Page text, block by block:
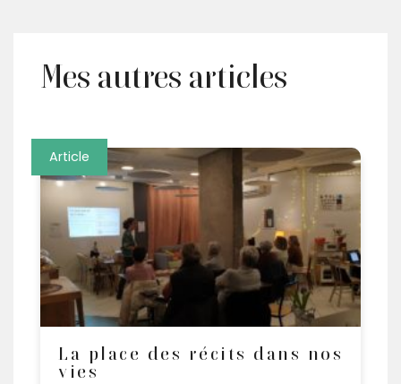
Mes autres articles
La place des récits dans nos
vies
Article